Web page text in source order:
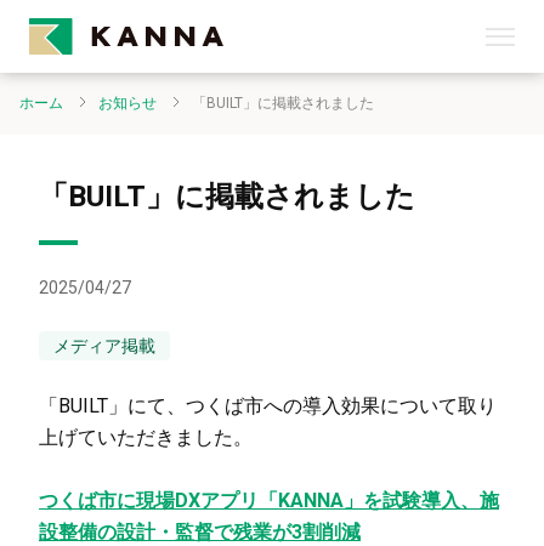
ホーム お知らせ 「BUILT」に掲載されました
「BUILT」に掲載されました
2025/04/27
メディア掲載
「BUILT」にて、つくば市への導入効果について取り
上げていただきました。
つくば市に現場DXアプリ「KANNA」を試験導入、施
設整備の設計・監督で残業が3割削減